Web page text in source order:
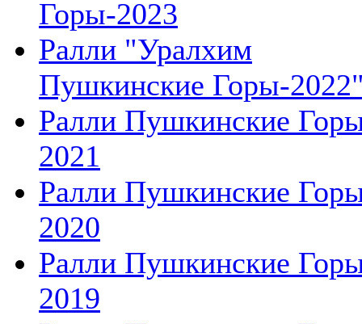
Горы-2023
Ралли "Уралхим
Пушкинские Горы-
Ралли Пушкинские
2021
Ралли Пушкинские
2020
Ралли Пушкинские
2019